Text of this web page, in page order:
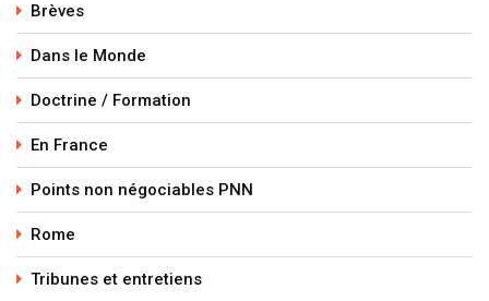
Brèves
Dans le Monde
Doctrine / Formation
En France
Points non négociables PNN
Rome
Tribunes et entretiens